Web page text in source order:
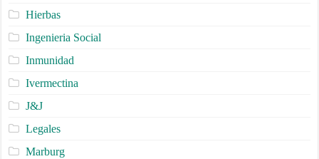
Hierbas
Ingenieria Social
Inmunidad
Ivermectina
J&J
Legales
Marburg